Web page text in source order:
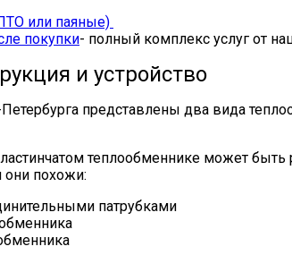
или паяные)
покупки- полный комплекс услуг от
и устройство
представлены два вида
теплообменнике может
они похожи:
патрубками